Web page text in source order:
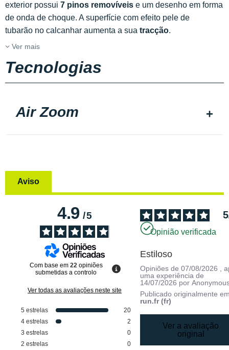
exterior possui 7 pinos removíveis e um desenho em forma
de onda de choque. A superfície com efeito pele de
tubarão no calcanhar aumenta a sua tracção.
Ver mais
Tecnologias
Air Zoom
Aviso
4.9/5
Com base em 22 opiniões
submetidas a controlo
Ver todas as avaliações neste site
5 estrelas
20
4 estrelas
2
3 estrelas
0
2 estrelas
0
5
Opinião verificada
Estiloso
Opiniões de07/08/2026
,
uma experiência de
14/07/2026 por
Publicado originalmente
run.fr (fr)
Ver a avaliação
original